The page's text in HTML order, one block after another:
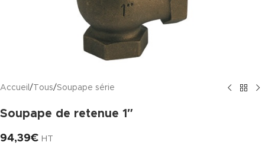
Accueil / Tous/Soupape série
Soupape de retenue 1″
94,39€ HT